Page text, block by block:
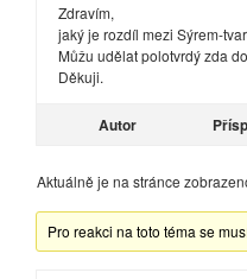
Zdravím,
jaký je rozdíl mezi Sýrem-
Můžu udělat polotvrdý zda
Děkuji.
Autor
Aktuálně je na stránce
Pro reakci na toto téma se